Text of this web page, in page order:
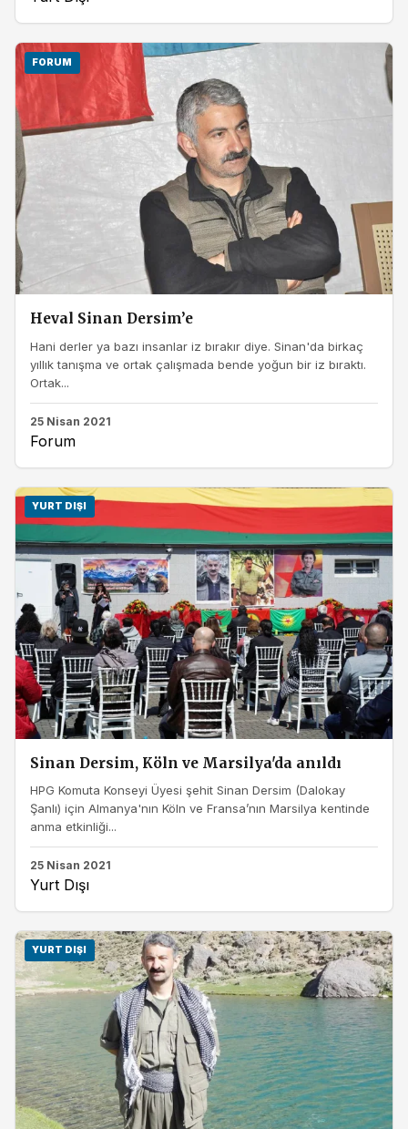
FORUM
Heval Sinan Dersim’e
Hani derler ya bazı insanlar iz bırakır diye. Sinan'da birkaç
yıllık tanışma ve ortak çalışmada bende yoğun bir iz bıraktı.
Ortak...
25 Nisan 2021
Forum
YURT DIŞI
Sinan Dersim, Köln ve Marsilya'da anıldı
HPG Komuta Konseyi Üyesi şehit Sinan Dersim (Dalokay
Şanlı) için Almanya'nın Köln ve Fransa’nın Marsilya kentinde
anma etkinliği...
25 Nisan 2021
Yurt Dışı
YURT DIŞI